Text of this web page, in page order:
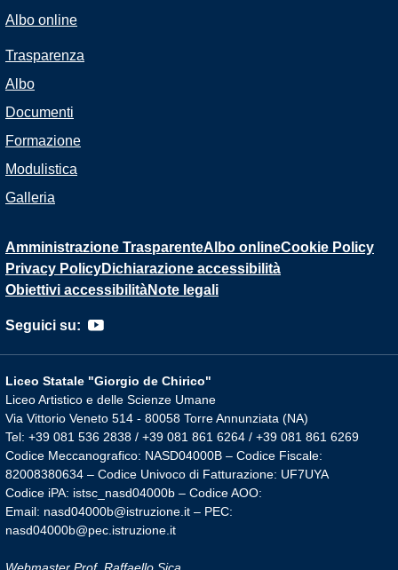
Albo online
Trasparenza
Albo
Documenti
Formazione
Modulistica
Galleria
Amministrazione TrasparenteAlbo onlineCookie Policy
Privacy PolicyDichiarazione accessibilità
Obiettivi accessibilitàNote legali
Seguici su:
Liceo Statale "Giorgio de Chirico"
Liceo Artistico e delle Scienze Umane
Via Vittorio Veneto 514 - 80058 Torre Annunziata (NA)
Tel: +39 081 536 2838 / +39 081 861 6264 / +39 081 861 6269
Codice Meccanografico: NASD04000B – Codice Fiscale:
82008380634 – Codice Univoco di Fatturazione: UF7UYA
Codice iPA: istsc_nasd04000b – Codice AOO:
Email: nasd04000b@istruzione.it – PEC:
nasd04000b@pec.istruzione.it